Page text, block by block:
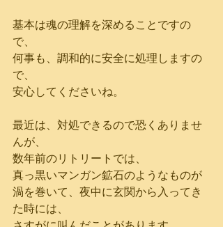
基本は魂の理解を深めることですの
で、
何事も、調和的に安全に処理しますの
で、
安心してくださいね。
最近は、対処できるので恐くありませ
んが、
数年前のリトリートでは、
真っ黒いマンガン鉱石のようなものが
渦を巻いて、夜中に玄関から入ってき
た時には、